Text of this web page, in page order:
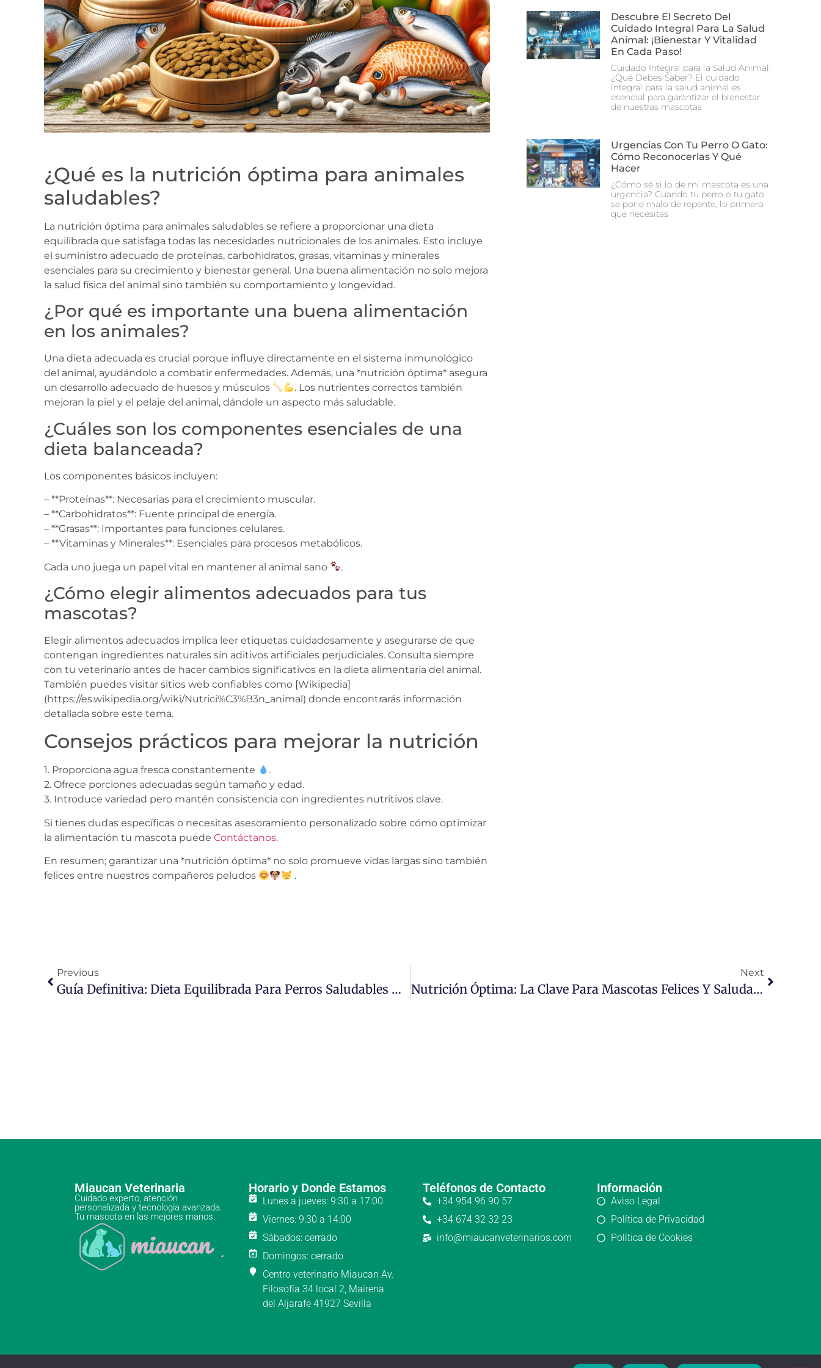
¿Qué es la nutrición óptima para animales
saludables?
La nutrición óptima para animales saludables se refiere a proporcionar una dieta
equilibrada que satisfaga todas las necesidades nutricionales de los animales. Esto incluye
el suministro adecuado de proteínas, carbohidratos, grasas, vitaminas y minerales
esenciales para su crecimiento y bienestar general. Una buena alimentación no solo mejora
la salud física del animal sino también su comportamiento y longevidad.
¿Por qué es importante una buena alimentación
en los animales?
Una dieta adecuada es crucial porque influye directamente en el sistema inmunológico
del animal, ayudándolo a combatir enfermedades. Además, una *nutrición óptima* asegura
un desarrollo adecuado de huesos y músculos
. Los nutrientes correctos también
mejoran la piel y el pelaje del animal, dándole un aspecto más saludable.
¿Cuáles son los componentes esenciales de una
dieta balanceada?
Los componentes básicos incluyen:
– **Proteínas**: Necesarias para el crecimiento muscular.
– **Carbohidratos**: Fuente principal de energía.
– **Grasas**: Importantes para funciones celulares.
– **Vitaminas y Minerales**: Esenciales para procesos metabólicos.
Cada uno juega un papel vital en mantener al animal sano .
¿Cómo elegir alimentos adecuados para tus
mascotas?
Elegir alimentos adecuados implica leer etiquetas cuidadosamente y asegurarse de que
contengan ingredientes naturales sin aditivos artificiales perjudiciales. Consulta siempre
con tu veterinario antes de hacer cambios significativos en la dieta alimentaria del animal.
También puedes visitar sitios web confiables como [Wikipedia]
(https://es.wikipedia.org/wiki/Nutrici%C3%B3n_animal) donde encontrarás información
detallada sobre este tema.
Consejos prácticos para mejorar la nutrición
1. Proporciona agua fresca constantemente
.
2. Ofrece porciones adecuadas según tamaño y edad.
3. Introduce variedad pero mantén consistencia con ingredientes nutritivos clave.
Si tienes dudas específicas o necesitas asesoramiento personalizado sobre cómo optimizar
la alimentación tu mascota puede Contáctanos.
En resumen; garantizar una *nutrición óptima* no solo promueve vidas largas sino también
felices entre nuestros compañeros peludos
.
Descubre El Secreto Del
Cuidado Integral Para La Salud
Animal: ¡Bienestar Y Vitalidad
En Cada Paso!
Cuidado Integral para la Salud Animal:
¿Qué Debes Saber? El cuidado
integral para la salud animal es
esencial para garantizar el bienestar
de nuestras mascotas
Urgencias Con Tu Perro O Gato:
Cómo Reconocerlas Y Qué
Hacer
¿Cómo sé si lo de mi mascota es una
urgencia? Cuando tu perro o tu gato
se pone malo de repente, lo primero
que necesitas
Previous
Guía Definitiva: Dieta Equilibrada Para Perros Saludables – ¡Descubre Cómo Mejorar La Vida De Tu Mascota!
Next
Nutrición Óptima: La Clave Para Mascotas Felices Y Saludables
Miaucan Veterinaria
Cuidado experto, atención
personalizada y tecnología avanzada.
Tu mascota en las mejores manos.
Horario y Donde Estamos
Lunes a jueves: 9:30 a 17:00
Viernes: 9:30 a 14:00
Sábados: cerrado
Domingos: cerrado
Centro veterinario Miaucan Av.
Filosofía 34 local 2, Mairena
del Aljarafe 41927 Sevilla
Teléfonos de Contacto
+34 954 96 90 57
+34 674 32 32 23
info@miaucanveterinarios.com
Información
Aviso Legal
Política de Privacidad
Política de Cookies